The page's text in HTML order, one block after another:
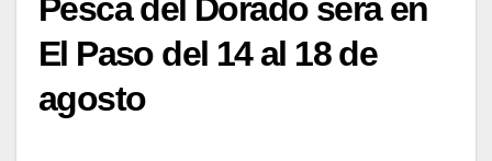
Pesca del Dorado será en
El Paso del 14 al 18 de
agosto